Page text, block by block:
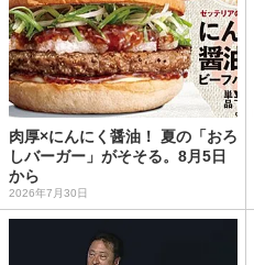
肉厚×にんにく醤油！ 夏の「おろ
しバーガー」がそそる。8月5日
から
2026年7月30日